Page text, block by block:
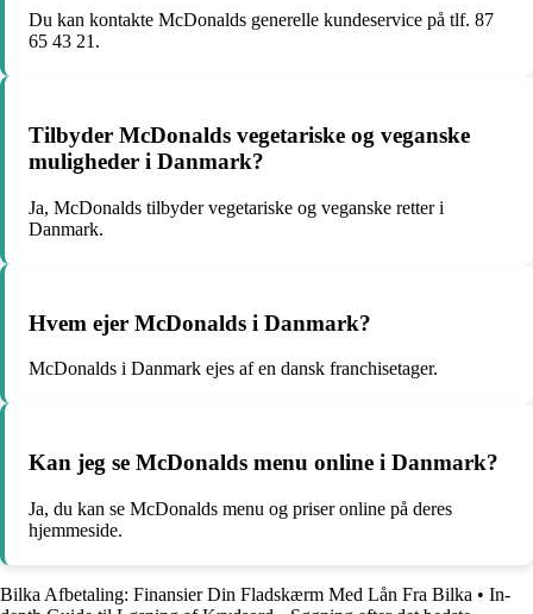
Du kan kontakte McDonalds generelle kundeservice på tlf. 87
65 43 21.
Tilbyder McDonalds vegetariske og veganske
muligheder i Danmark?
Ja, McDonalds tilbyder vegetariske og veganske retter i
Danmark.
Hvem ejer McDonalds i Danmark?
McDonalds i Danmark ejes af en dansk franchisetager.
Kan jeg se McDonalds menu online i Danmark?
Ja, du kan se McDonalds menu og priser online på deres
hjemmeside.
Bilka Afbetaling: Finansier Din Fladskærm Med Lån Fra Bilka • In-